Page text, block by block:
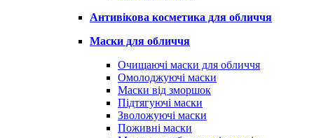
Антивікова косметика для обличчя
Маски для обличчя
Очищаючі маски для обличчя
Омолоджуючі маски
Маски від зморшок
Підтягуючі маски
Зволожуючі маски
Поживні маски